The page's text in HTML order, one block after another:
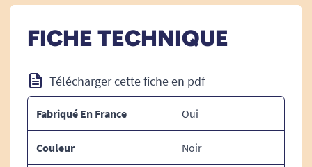
Il contient une barrette nasale afin que le
masque épouse bien la forme de votre visage,
pour une étanchéité optimum.
De taille unique, il est composé de
FICHE TECHNIQUE
Télécharger cette fiche en pdf
Fabriqué En France Oui
Couleur Noir